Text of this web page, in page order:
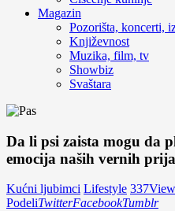
Magazin
Pozorišta, koncerti,
Književnost
Muzika, film, tv
Showbiz
Svaštara
Da li psi zaista mogu da
emocija naših vernih
Kućni ljubimci Lifestyle 337
PodeliTwitterFacebookTumblr